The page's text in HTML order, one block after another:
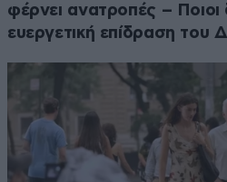
φέρνει ανατροπές – Ποιοι
ευεργετική επίδραση του